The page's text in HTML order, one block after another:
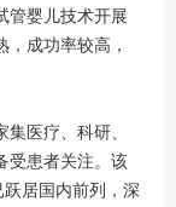
管婴儿技术开展
成功率较高，
医疗、科研、
受患者关注。该
居国内前列，深